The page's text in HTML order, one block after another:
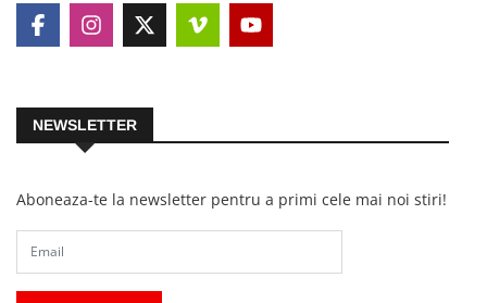
NEWSLETTER
Aboneaza-te la newsletter pentru a primi cele mai noi stiri!